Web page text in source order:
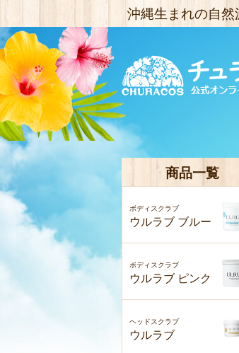
沖縄生まれの自然
商品一覧
ボディスクラブ
ウルラブ ブルー
ボディスクラブ
ウルラブ ピンク
ヘッドスクラブ
ウルラブ